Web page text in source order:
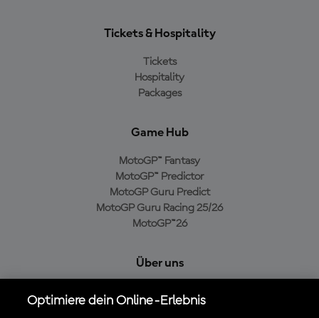
Tickets & Hospitality
Tickets
Hospitality
Packages
Game Hub
MotoGP™ Fantasy
MotoGP™ Predictor
MotoGP Guru Predict
MotoGP Guru Racing 25/26
MotoGP™26
Über uns
Cookie-Richtlinien
Optimiere dein Online-Erlebnis